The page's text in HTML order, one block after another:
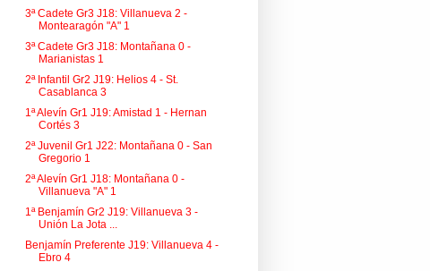
3ª Cadete Gr3 J18: Villanueva 2 -
Montearagón "A" 1
3ª Cadete Gr3 J18: Montañana 0 -
Marianistas 1
2ª Infantil Gr2 J19: Helios 4 - St.
Casablanca 3
1ª Alevín Gr1 J19: Amistad 1 - Hernan
Cortés 3
2ª Juvenil Gr1 J22: Montañana 0 - San
Gregorio 1
2ª Alevín Gr1 J18: Montañana 0 -
Villanueva "A" 1
1ª Benjamín Gr2 J19: Villanueva 3 -
Unión La Jota ...
Benjamín Preferente J19: Villanueva 4 -
Ebro 4